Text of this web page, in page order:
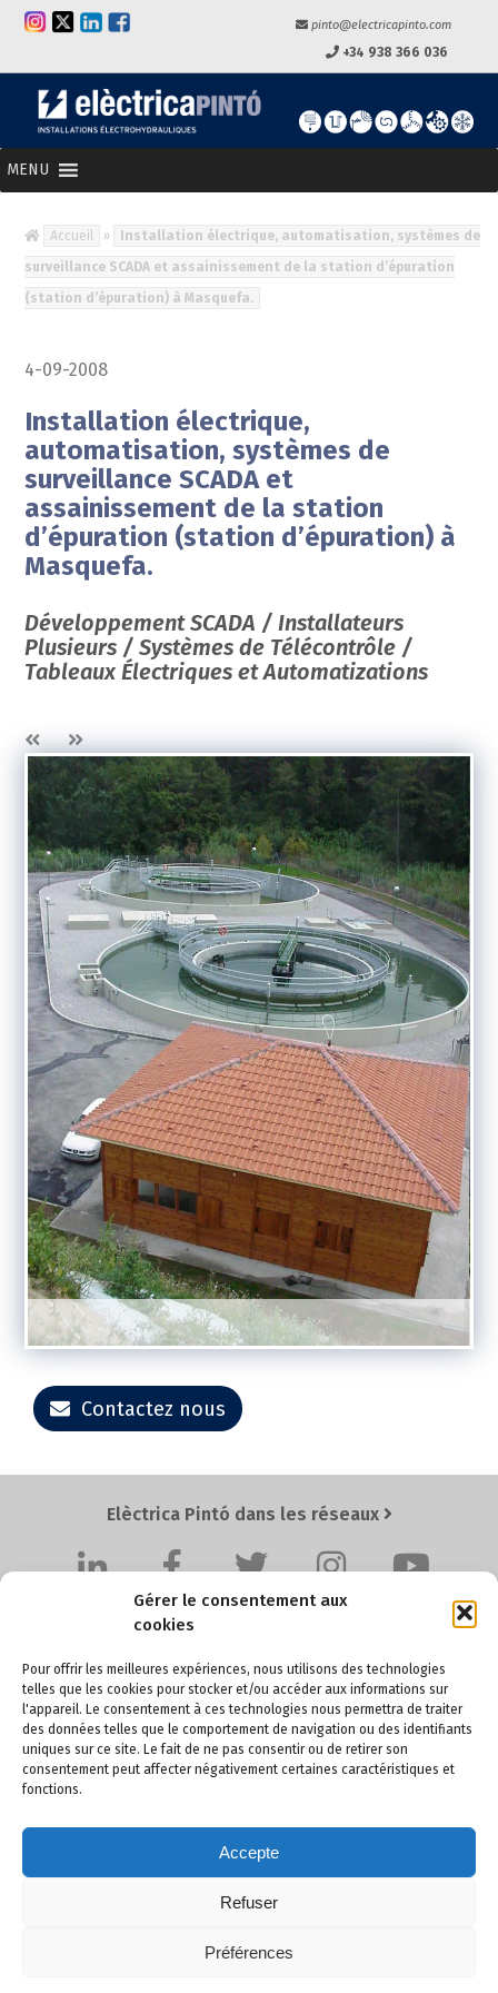
Gérer le consentement aux
cookies
Pour offrir les meilleures expériences, nous utilisons des technologies
telles que les cookies pour stocker et/ou accéder aux informations sur
l'appareil. Le consentement à ces technologies nous permettra de traiter
des données telles que le comportement de navigation ou des identifiants
uniques sur ce site. Le fait de ne pas consentir ou de retirer son
consentement peut affecter négativement certaines caractéristiques et
fonctions.
Accepte
Refuser
Préférences
pinto@electricapinto.com
+34 938 366 036
MENU
Accueil »
Installation électrique, automatisation, systèmes de
surveillance SCADA et assainissement de la station d’épuration
(station d’épuration) à Masquefa.
4-09-2008
Installation électrique,
automatisation, systèmes de
surveillance SCADA et
assainissement de la station
d’épuration (station d’épuration) à
Masquefa.
Développement SCADA / Installateurs
Plusieurs / Systèmes de Télécontrôle /
Tableaux Électriques et Automatizations
Contactez nous
Elèctrica Pintó dans les réseaux
Elèctrica Pintó SL
Pol. Ind. Santa Anna I, Ctra. BV-4511 Km. 4,2
08251 SANTPEDOR (Barcelona) - SPAIN
© Elèctrica Pintó SL. Tous droits réservés.